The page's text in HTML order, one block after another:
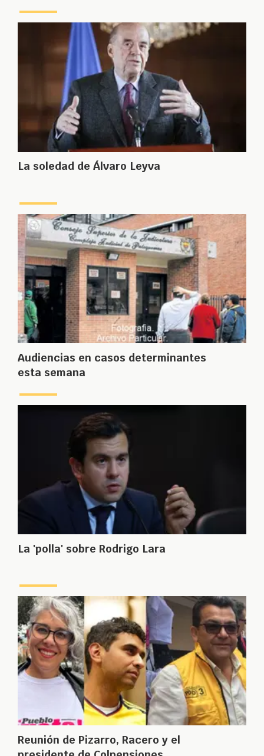
La soledad de Álvaro Leyva
Audiencias en casos determinantes
esta semana
La 'polla' sobre Rodrigo Lara
Reunión de Pizarro, Racero y el